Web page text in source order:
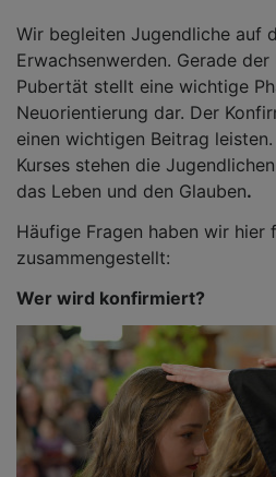
Wir begleiten Jugendliche auf
Erwachsenwerden. Gerade
Pubertät stellt eine wichtige
Neuorientierung dar. Der
einen wichtigen Beitrag
Kurses stehen die
das Leben und den Glauben.
Häufige Fragen haben wir hier
zusammengestellt:
Wer wird konfirmiert?